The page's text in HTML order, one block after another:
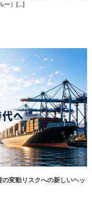
ー）[…]
変動リスクへの新しいヘッ